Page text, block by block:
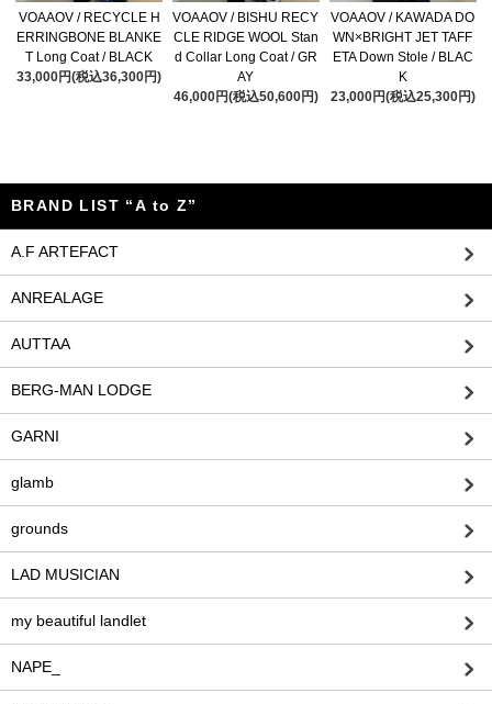
VOAAOV / RECYCLE H
ERRINGBONE BLANKE
T Long Coat / BLACK
33,000円(税込36,300円)
VOAAOV / BISHU RECY
CLE RIDGE WOOL Stan
d Collar Long Coat / GR
AY
46,000円(税込50,600円)
VOAAOV / KAWADA DO
WN×BRIGHT JET TAFF
ETA Down Stole / BLAC
K
23,000円(税込25,300円)
BRAND LIST “A to Z”
A.F ARTEFACT
ANREALAGE
AUTTAA
BERG-MAN LODGE
GARNI
glamb
grounds
LAD MUSICIAN
my beautiful landlet
NAPE_